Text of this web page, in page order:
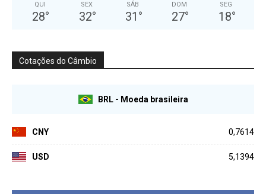
QUI
28°
SEX
32°
SÁB
31 °
DOM
27°
SEG
18°
Cotações do Câmbio
BRL - Moeda brasileira
CNY 0,7614
USD 5,1394